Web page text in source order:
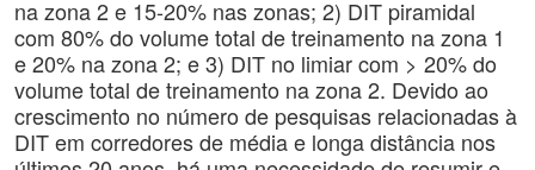
na zona 2 e 15-20% nas zonas; 2) DIT piramidal
com 80% do volume total de treinamento na zona 1
e 20% na zona 2; e 3) DIT no limiar com > 20% do
volume total de treinamento na zona 2. Devido ao
crescimento no número de pesquisas relacionadas à
DIT em corredores de média e longa distância nos